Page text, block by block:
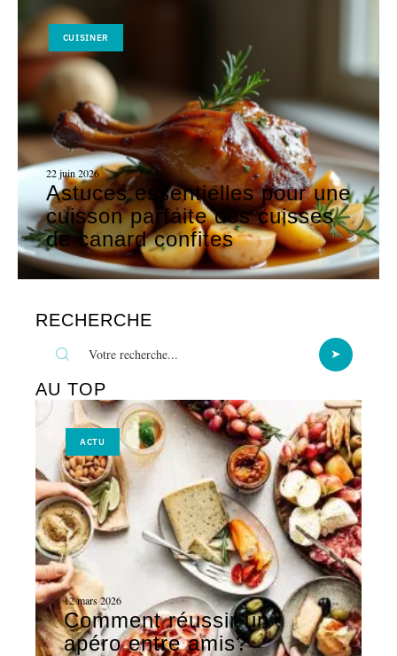
CUISINER
22 juin 2026
Astuces essentielles pour une
cuisson parfaite des cuisses
de canard confites
RECHERCHE
AU TOP
ACTU
12 mars 2026
Comment réussir un
apéro entre amis?